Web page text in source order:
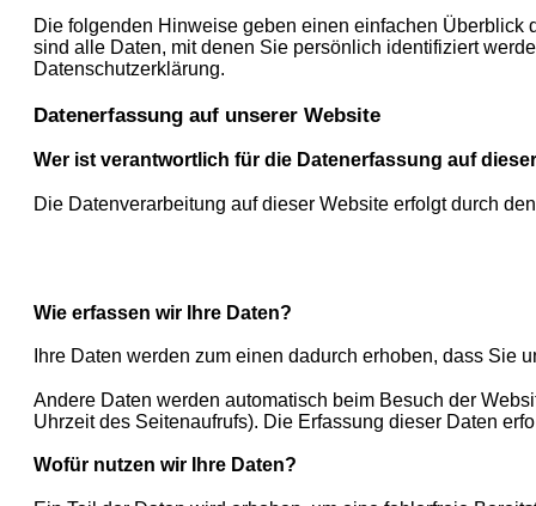
Die folgenden Hinweise geben einen einfachen Überblick
sind alle Daten, mit denen Sie persönlich identifiziert
Datenschutzerklärung.
Datenerfassung auf unserer Website
Wer ist verantwortlich für die Datenerfassung auf
Die Datenverarbeitung auf dieser Website erfolgt durch
Wie erfassen wir Ihre Daten?
Ihre Daten werden zum einen dadurch erhoben, dass
Andere Daten werden automatisch beim Besuch der
Uhrzeit des Seitenaufrufs). Die Erfassung dieser Daten
Wofür nutzen wir Ihre Daten?